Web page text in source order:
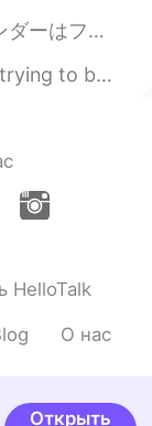
んでたって言われた。お互いにショットなん...
は私の誕生日であり、私...
HelloTalk
О нас
Открыть